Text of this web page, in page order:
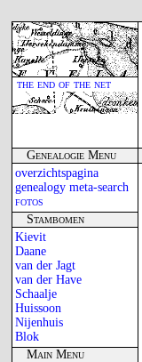
the end of the net
Genealogie Menu
overzichtspagina
genealogy meta-search
fotos
Stambomen
Kievit
Daane
van der Jagt
van der Have
Schaalje
Huissoon
Nijenhuis
Blok
Main Menu